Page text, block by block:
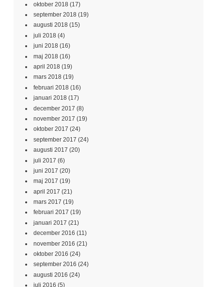
oktober 2018 (17)
september 2018 (19)
augusti 2018 (15)
juli 2018 (4)
juni 2018 (16)
maj 2018 (16)
april 2018 (19)
mars 2018 (19)
februari 2018 (16)
januari 2018 (17)
december 2017 (8)
november 2017 (19)
oktober 2017 (24)
september 2017 (24)
augusti 2017 (20)
juli 2017 (6)
juni 2017 (20)
maj 2017 (19)
april 2017 (21)
mars 2017 (19)
februari 2017 (19)
januari 2017 (21)
december 2016 (11)
november 2016 (21)
oktober 2016 (24)
september 2016 (24)
augusti 2016 (24)
juli 2016 (5)